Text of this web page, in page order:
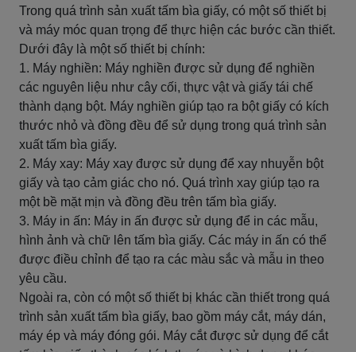
Trong quá trình sản xuất tấm bìa giấy, có một số thiết bị
và máy móc quan trọng để thực hiện các bước cần thiết.
Dưới đây là một số thiết bị chính:
1. Máy nghiền: Máy nghiền được sử dụng để nghiền
các nguyên liệu như cây cối, thực vật và giấy tái chế
thành dạng bột. Máy nghiền giúp tạo ra bột giấy có kích
thước nhỏ và đồng đều để sử dụng trong quá trình sản
xuất tấm bìa giấy.
2. Máy xay: Máy xay được sử dụng để xay nhuyễn bột
giấy và tạo cảm giác cho nó. Quá trình xay giúp tạo ra
một bề mặt mịn và đồng đều trên tấm bìa giấy.
3. Máy in ấn: Máy in ấn được sử dụng để in các mẫu,
hình ảnh và chữ lên tấm bìa giấy. Các máy in ấn có thể
được điều chỉnh để tạo ra các màu sắc và mẫu in theo
yêu cầu.
Ngoài ra, còn có một số thiết bị khác cần thiết trong quá
trình sản xuất tấm bìa giấy, bao gồm máy cắt, máy dán,
máy ép và máy đóng gói. Máy cắt được sử dụng để cắt